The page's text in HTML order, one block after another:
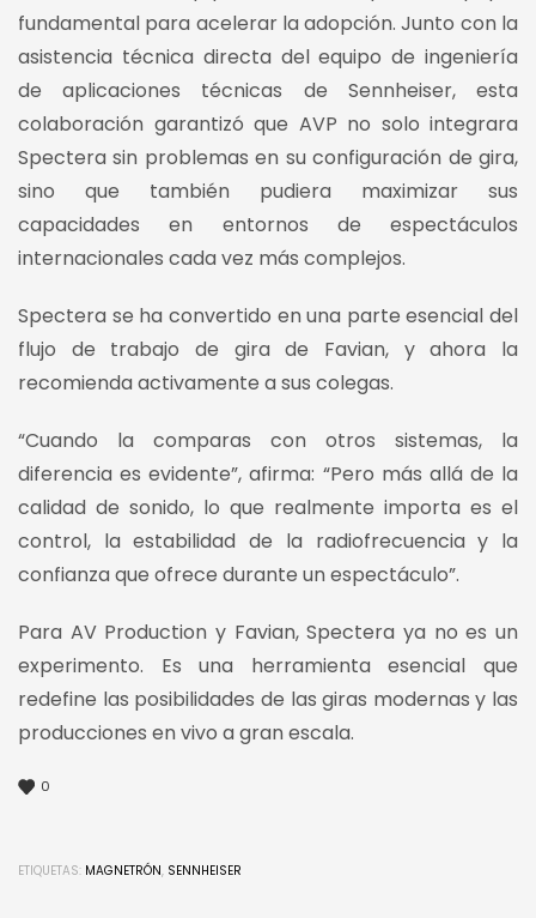
fundamental para acelerar la adopción. Junto con la
asistencia técnica directa del equipo de ingeniería
de aplicaciones técnicas de Sennheiser, esta
colaboración garantizó que AVP no solo integrara
Spectera sin problemas en su configuración de gira,
sino que también pudiera maximizar sus
capacidades en entornos de espectáculos
internacionales cada vez más complejos.
Spectera se ha convertido en una parte esencial del
flujo de trabajo de gira de Favian, y ahora la
recomienda activamente a sus colegas.
“Cuando la comparas con otros sistemas, la
diferencia es evidente”, afirma: “Pero más allá de la
calidad de sonido, lo que realmente importa es el
control, la estabilidad de la radiofrecuencia y la
confianza que ofrece durante un espectáculo”.
Para AV Production y Favian, Spectera ya no es un
experimento. Es una herramienta esencial que
redefine las posibilidades de las giras modernas y las
producciones en vivo a gran escala.
0
ETIQUETAS: MAGNETRÓN, SENNHEISER